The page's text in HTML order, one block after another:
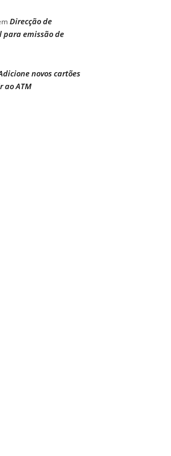
Direcção de
emissão de
novos cartões
ao ATM